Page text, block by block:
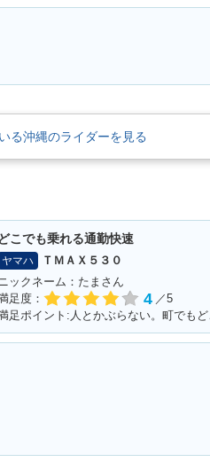
る沖縄のライダーを見る
どこでも乗れる通勤快速
ヤマハ
ＴＭＡＸ５３０
ニックネーム：たまさん
足度：
4 ／5
足ポイント:人とかぶらない。町でもど